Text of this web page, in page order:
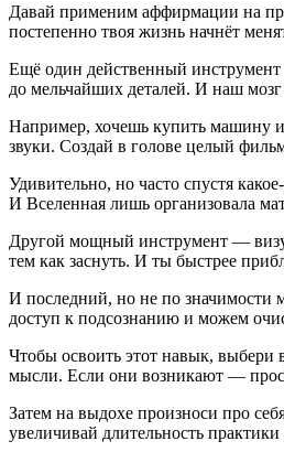
Давай применим аффирмации на
постепенно твоя жизнь начнёт
Ещё один действенный
до мельчайших деталей. И наш мозг
Например, хочешь купить машину
звуки. Создай в голове целый
Удивительно, но часто спустя
И Вселенная лишь организовала
Другой мощный инструмент —
тем как заснуть. И ты быстрее
И последний, но не по значимости
доступ к подсознанию и можем
Чтобы освоить этот навык, выбери
мысли. Если они возникают —
Затем на выдохе произноси про
увеличивай длительность